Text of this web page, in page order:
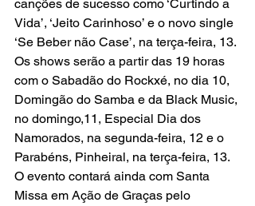
canções de sucesso como ‘Curtindo a
Vida’, ‘Jeito Carinhoso’ e o novo single
‘Se Beber não Case’, na terça-feira, 13.
Os shows serão a partir das 19 horas
com o Sabadão do Rockxé, no dia 10,
Domingão do Samba e da Black Music,
no domingo,11, Especial Dia dos
Namorados, na segunda-feira, 12 e o
Parabéns, Pinheiral, na terça-feira, 13.
O evento contará ainda com Santa
Missa em Ação de Graças pelo